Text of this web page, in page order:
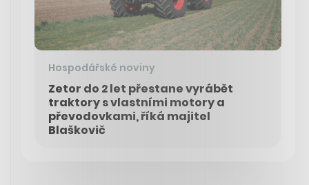
Hospodářské noviny
Zetor do 2 let přestane vyrábět
traktory s vlastními motory a
převodovkami, říká majitel
Blaškovič